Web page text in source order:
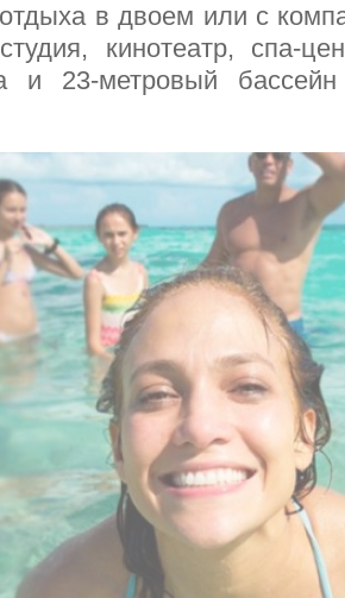
в двоем или с
кинотеатр, спа-
и 23-метровый